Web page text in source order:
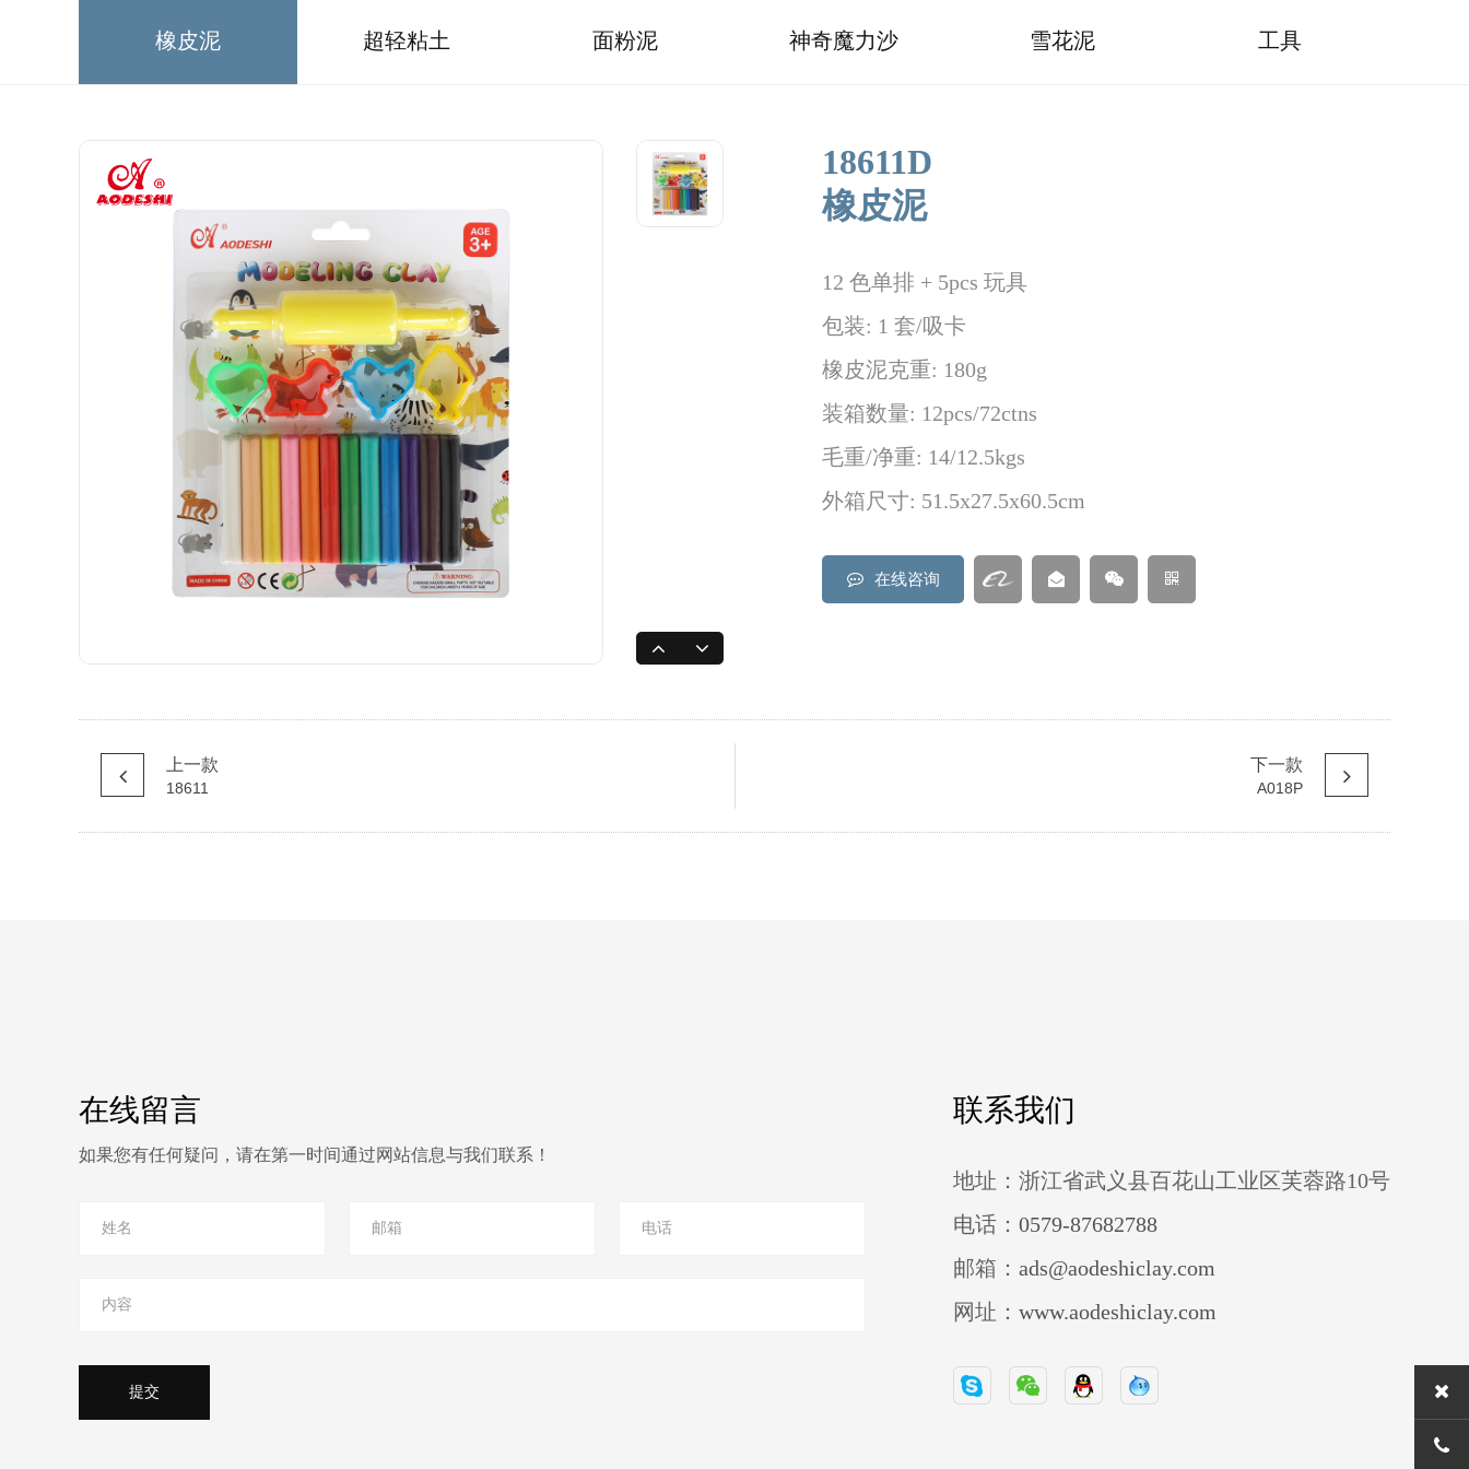
橡皮泥 超轻粘土 面粉泥 神奇魔力沙 雪花泥 工具
18611D
橡皮泥
12 色单排 + 5pcs 玩具
包装: 1 套/吸卡
橡皮泥克重: 180g
装箱数量: 12pcs/72ctns
毛重/净重: 14/12.5kgs
外箱尺寸: 51.5x27.5x60.5cm
在线咨询
上一款
18611
下一款
A018P
在线留言
如果您有任何疑问，请在第一时间通过网站信息与我们联系！
提交
联系我们
地址：浙江省武义县百花山工业区芙蓉路10号
电话： 0579-87682788
邮箱： ads@aodeshiclay.com
网址： www.aodeshiclay.com
0579-